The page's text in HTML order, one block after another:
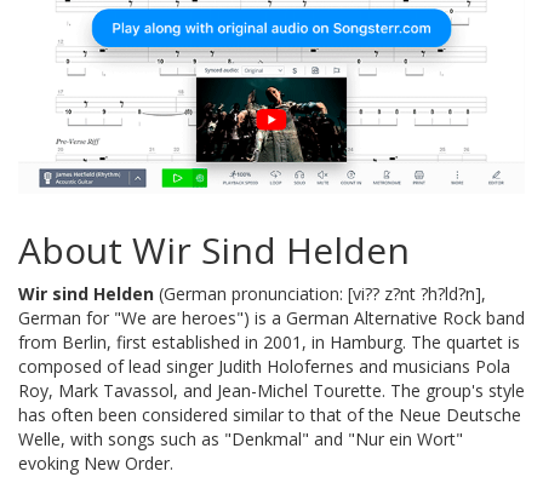
About Wir Sind Helden
Wir sind Helden (German pronunciation: [vi?? z?nt ?h?ld?n],
German for "We are heroes") is a German Alternative Rock band
from Berlin, first established in 2001, in Hamburg. The quartet is
composed of lead singer Judith Holofernes and musicians Pola
Roy, Mark Tavassol, and Jean-Michel Tourette. The group's style
has often been considered similar to that of the Neue Deutsche
Welle, with songs such as "Denkmal" and "Nur ein Wort"
evoking New Order.